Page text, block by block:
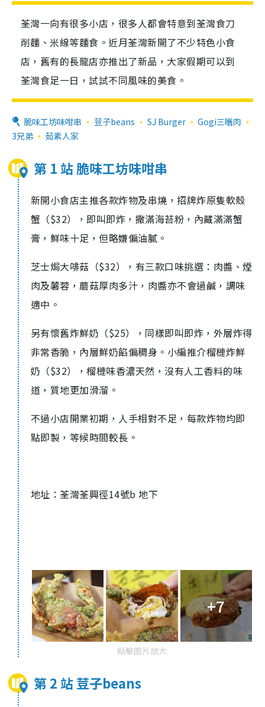
荃灣一向有很多小店，很多人都會特意到荃灣食刀
削麵、米線等麵食。近月荃灣新開了不少特色小食
店，舊有的長龍店亦推出了新品，大家假期可以到
荃灣食足一日，試試不同風味的美食。
脆味工坊味咁串 荳子beans SJ Burger
Gogi三嚿肉
3兄弟
茹素人家
第 1 站 脆味工坊味咁串
新開小食店主推各款炸物及串燒，招牌炸原隻軟殼
蟹（$32），即叫即炸，撒滿海苔粉，內藏滿滿蟹
膏，鮮味十足，但略嫌偏油膩。
芝士焗大啡菇（$32），有三款口味挑選：肉醬、煙
肉及薯蓉，蘑菇厚肉多汁，肉醬亦不會過鹹，調味
適中。
另有懷舊炸鮮奶（$25），同樣即叫即炸，外層炸得
非常香脆，內層鮮奶餡偏稠身。小編推介榴槤炸鮮
奶（$32），榴槤味香濃天然，沒有人工香料的味
道，質地更加滑溜。
不過小店開業初期，人手相對不足，每款炸物均即
點即製，等候時間較長。
地址：荃灣荃興徑14號b 地下
+7
點擊圖片放大
第 2 站 荳子beans